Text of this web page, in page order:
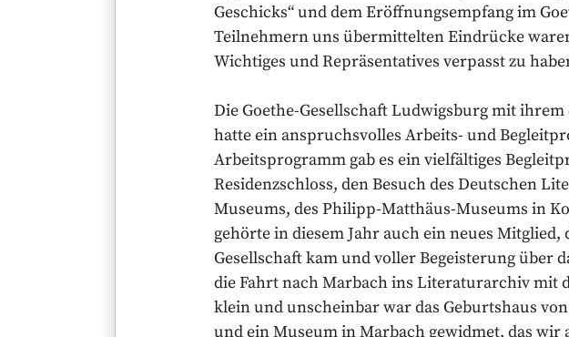
Geschicks“ und dem Eröffnungsempfang im
Teilnehmern uns übermittelten Eindrücke
Wichtiges und Repräsentatives verpasst zu
Die Goethe-Gesellschaft Ludwigsburg mit
hatte ein anspruchsvolles Arbeits- und
Arbeitsprogramm gab es ein vielfältiges
Residenzschloss, den Besuch des Deutschen
Museums, des Philipp-Matthäus-Museums in
gehörte in diesem Jahr auch ein neues
Gesellschaft kam und voller Begeisterung über
die Fahrt nach Marbach ins Literaturarchiv mit
klein und unscheinbar war das Geburtshaus
und ein Museum in Marbach gewidmet, das